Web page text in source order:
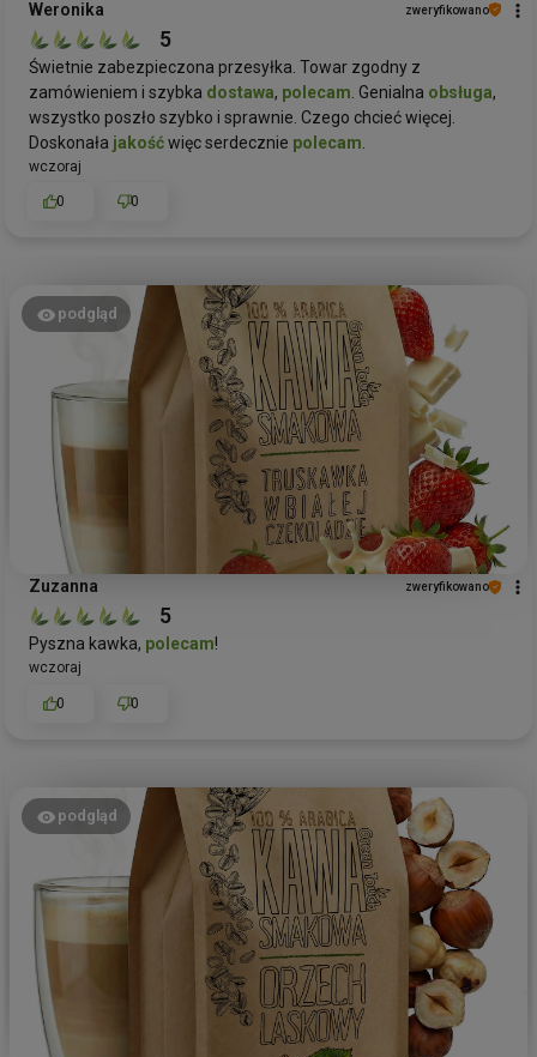
Weronika zweryfikowano
5
Świetnie zabezpieczona przesyłka. Towar zgodny z
zamówieniem i szybka dostawa, polecam . Genialna obsługa,
wszystko poszło szybko i sprawnie. Czego chcieć więcej.
Doskonała jakośćwięc serdecznie polecam
wczoraj
0 0
podgląd
Zuzanna zweryfikowano
5
Pyszna kawka, polecam!
wczoraj
0 0
podgląd